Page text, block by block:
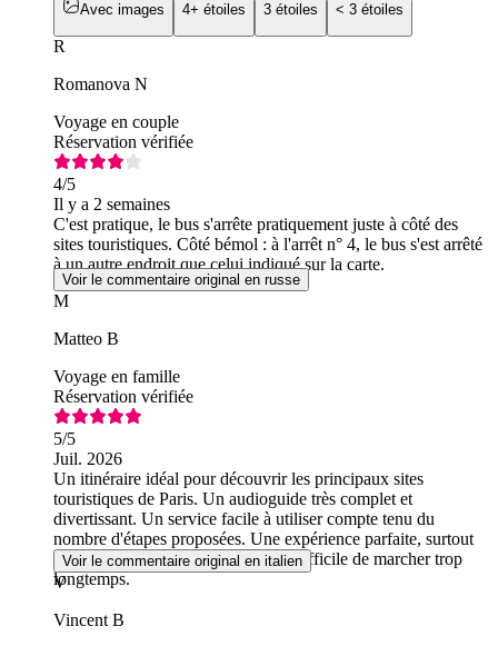
Avec images 4+ étoiles 3 étoiles < 3 étoiles
R
Romanova N
Voyage en couple
Réservation vérifiée
4/5
Il y a 2 semaines
C'est pratique, le bus s'arrête pratiquement juste à côté des
sites touristiques. Côté bémol : à l'arrêt n° 4, le bus s'est arrêté
à un autre endroit que celui indiqué sur la carte.
Voir le commentaire original en russe
M
Matteo B
Voyage en famille
Réservation vérifiée
5/5
Juil. 2026
Un itinéraire idéal pour découvrir les principaux sites
touristiques de Paris. Un audioguide très complet et
divertissant. Un service facile à utiliser compte tenu du
nombre d'étapes proposées. Une expérience parfaite, surtout
lors des journées chaudes où il est difficile de marcher trop
longtemps.
Voir le commentaire original en italien
V
Vincent B